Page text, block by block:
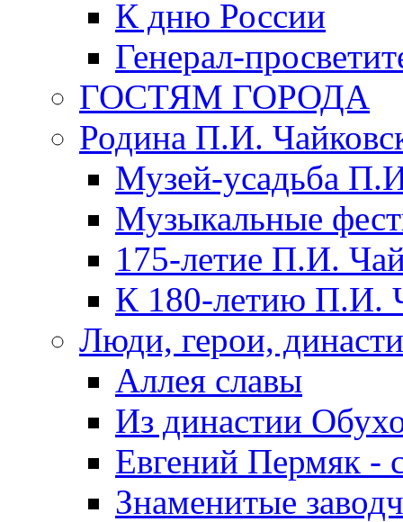
К дню России
Генерал-
ГОСТЯМ ГОРОДА
Родина П.И.
Музей-усадьба
Музыкальные
175-летие П.И.
К 180-летию П.И.
Люди, герои,
Аллея славы
Из династии
Евгений Пермяк -
Знаменитые